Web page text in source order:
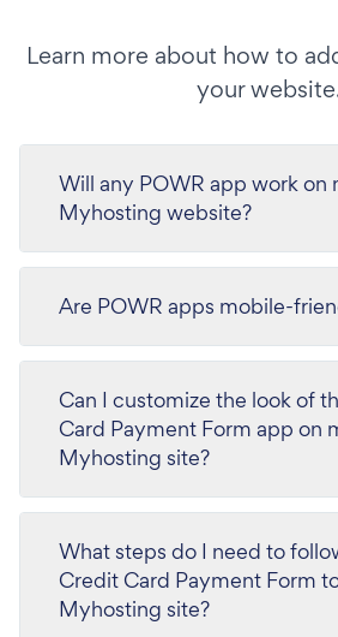
Learn more about how to
your
Will any POWR app work on
Myhosting website?
Are POWR apps mobile-
Can I customize the look of
Card Payment Form app on
Myhosting site?
What steps do I need to
Credit Card Payment Form
Myhosting site?